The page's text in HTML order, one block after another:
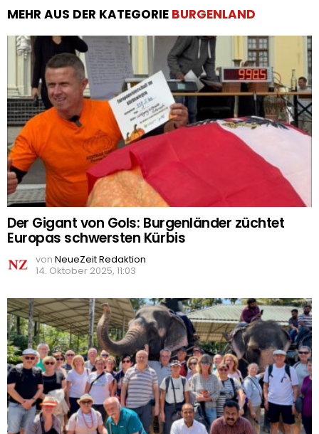
MEHR AUS DER KATEGORIE BURGENLAND
Der Gigant von Gols: Burgenländer züchtet
Europas schwersten Kürbis
von NeueZeit Redaktion
14. Oktober 2025, 11:03